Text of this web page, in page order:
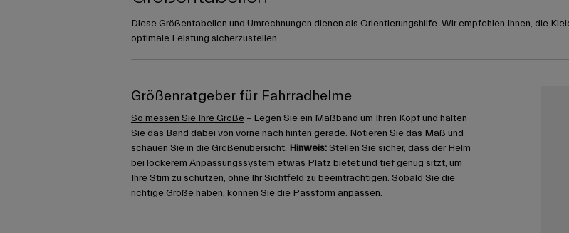
Diese Größentabellen und Umrechnungen dienen als Orientierungshilfe. Wir empfehlen Ihnen, die
optimale Leistung sicherzustellen.
Größenratgeber für Fahrradhelme
So messen Sie Ihre Größe – Legen Sie ein Maßband um Ihren Kopf und halten
Sie das Band dabei von vorne nach hinten gerade. Notieren Sie das Maß und
schauen Sie in die Größenübersicht. Hinweis: Stellen Sie sicher, dass der Helm
bei lockerem Anpassungssystem etwas Platz bietet und tief genug sitzt, um
Ihre Stirn zu schützen, ohne Ihr Sichtfeld zu beeinträchtigen. Sobald Sie die
richtige Größe haben, können Sie die Passform anpassen.